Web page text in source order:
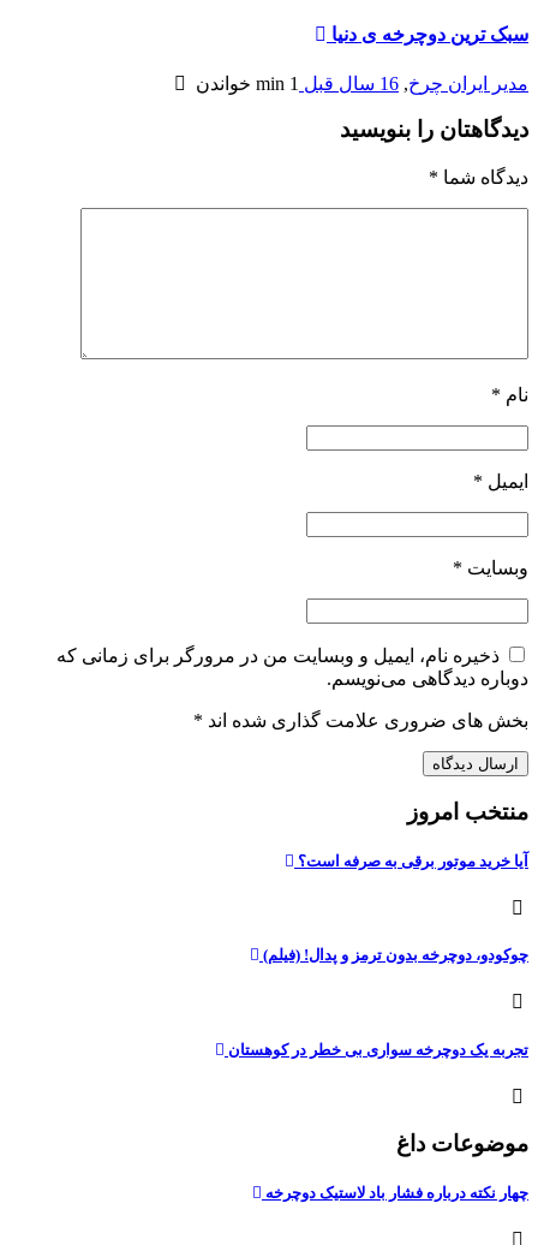
سبک ترین دوچرخه ی دنیا
مدیر ایران چرخ, 16 سال قبل 1 min خواندن
دیدگاهتان را بنویسید
دیدگاه شما *
نام *
ایمیل *
وبسایت *
ذخیره نام، ایمیل و وبسایت من در مرورگر برای زمانی که
دوباره دیدگاهی می‌نویسم.
بخش های ضروری علامت گذاری شده اند *
منتخب امروز
آیا خرید موتور برقی به صرفه است؟
چوکودو، دوچرخه بدون ترمز و پدال! (فیلم)
تجربه یک دوچرخه سواری بی خطر در کوهستان
موضوعات داغ
چهار نکته درباره فشار باد لاستیک دوچرخه